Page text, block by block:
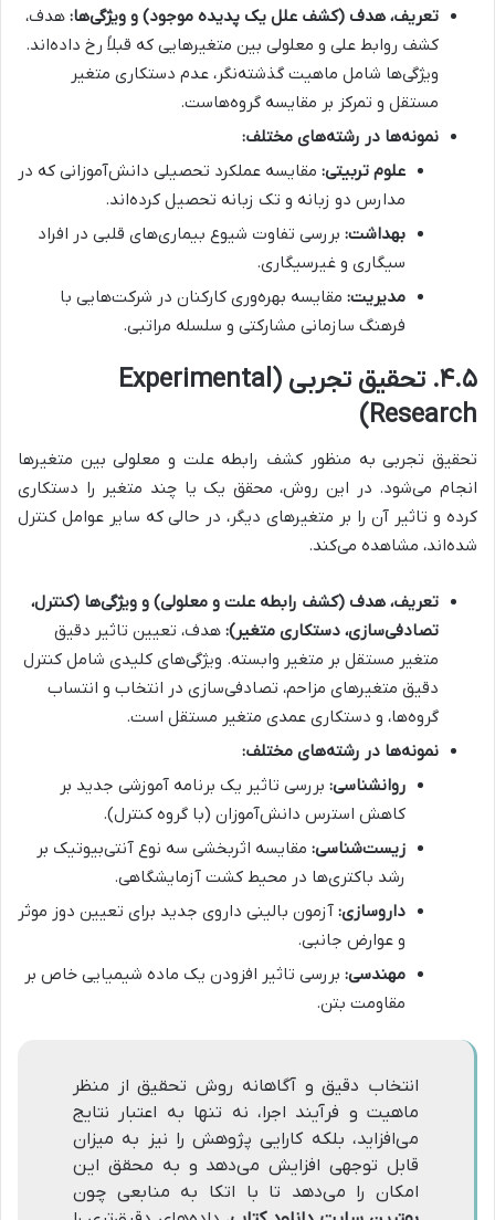
تعریف، هدف (کشف علل یک پدیده موجود) و ویژگی‌ها: هدف،
کشف روابط علی و معلولی بین متغیرهایی که قبلاً رخ داده‌اند.
ویژگی‌ها شامل ماهیت گذشته‌نگر، عدم دستکاری متغیر
مستقل و تمرکز بر مقایسه گروه‌هاست.
نمونه‌ها در رشته‌های مختلف:
علوم تربیتی: مقایسه عملکرد تحصیلی دانش‌آموزانی که در
مدارس دو زبانه و تک زبانه تحصیل کرده‌اند.
بهداشت: بررسی تفاوت شیوع بیماری‌های قلبی در افراد
سیگاری و غیرسیگاری.
مدیریت: مقایسه بهره‌وری کارکنان در شرکت‌هایی با
فرهنگ سازمانی مشارکتی و سلسله مراتبی.
۴.۵. تحقیق تجربی (Experimental
Research)
تحقیق تجربی به منظور کشف رابطه علت و معلولی بین متغیرها
انجام می‌شود. در این روش، محقق یک یا چند متغیر را دستکاری
کرده و تاثیر آن را بر متغیرهای دیگر، در حالی که سایر عوامل کنترل
شده‌اند، مشاهده می‌کند.
تعریف، هدف (کشف رابطه علت و معلولی) و ویژگی‌ها (کنترل،
تصادفی‌سازی، دستکاری متغیر): هدف، تعیین تاثیر دقیق
متغیر مستقل بر متغیر وابسته. ویژگی‌های کلیدی شامل کنترل
دقیق متغیرهای مزاحم، تصادفی‌سازی در انتخاب و انتساب
گروه‌ها، و دستکاری عمدی متغیر مستقل است.
نمونه‌ها در رشته‌های مختلف:
روانشناسی: بررسی تاثیر یک برنامه آموزشی جدید بر
کاهش استرس دانش‌آموزان (با گروه کنترل).
زیست‌شناسی: مقایسه اثربخشی سه نوع آنتی‌بیوتیک بر
رشد باکتری‌ها در محیط کشت آزمایشگاهی.
داروسازی: آزمون بالینی داروی جدید برای تعیین دوز موثر
و عوارض جانبی.
مهندسی: بررسی تاثیر افزودن یک ماده شیمیایی خاص بر
مقاومت بتن.
انتخاب دقیق و آگاهانه روش تحقیق از منظر
ماهیت و فرآیند اجرا، نه تنها به اعتبار نتایج
می‌افزاید، بلکه کارایی پژوهش را نیز به میزان
قابل توجهی افزایش می‌دهد و به محقق این
امکان را می‌دهد تا با اتکا به منابعی چون